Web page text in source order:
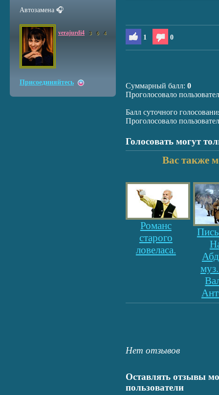
1 0
Суммарный балл: 0
Проголосовало
Балл суточного
Проголосовало
Голосовать могут
Вас также
Романс
старого
ловеласа.
Нет отзывов
Оставлять отзывы
пользователи
Автозамена 🎧
verajurdi4 3 6 4
Присоединяйтесь